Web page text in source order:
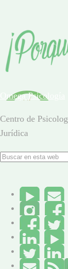
Omega Psicología
Centro de
Jurídica